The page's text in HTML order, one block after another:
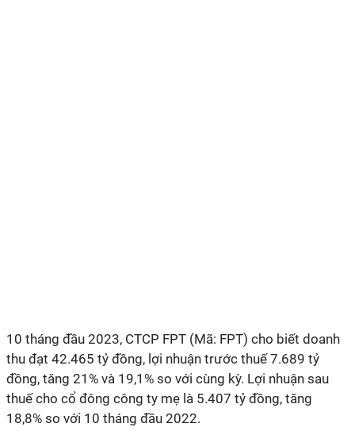
10 tháng đầu 2023, CTCP FPT (Mã: FPT) cho biết doanh
thu đạt 42.465 tỷ đồng, lợi nhuận trước thuế 7.689 tỷ
đồng, tăng 21% và 19,1% so với cùng kỳ. Lợi nhuận sau
thuế cho cổ đông công ty mẹ là 5.407 tỷ đồng, tăng
18,8% so với 10 tháng đầu 2022.